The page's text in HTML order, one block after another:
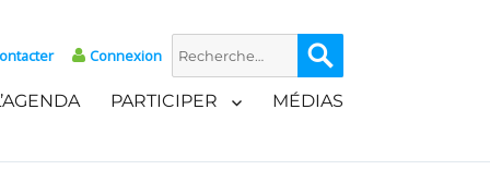
Connexion
Recherche
pour :
PARTICIPER MÉDIAS